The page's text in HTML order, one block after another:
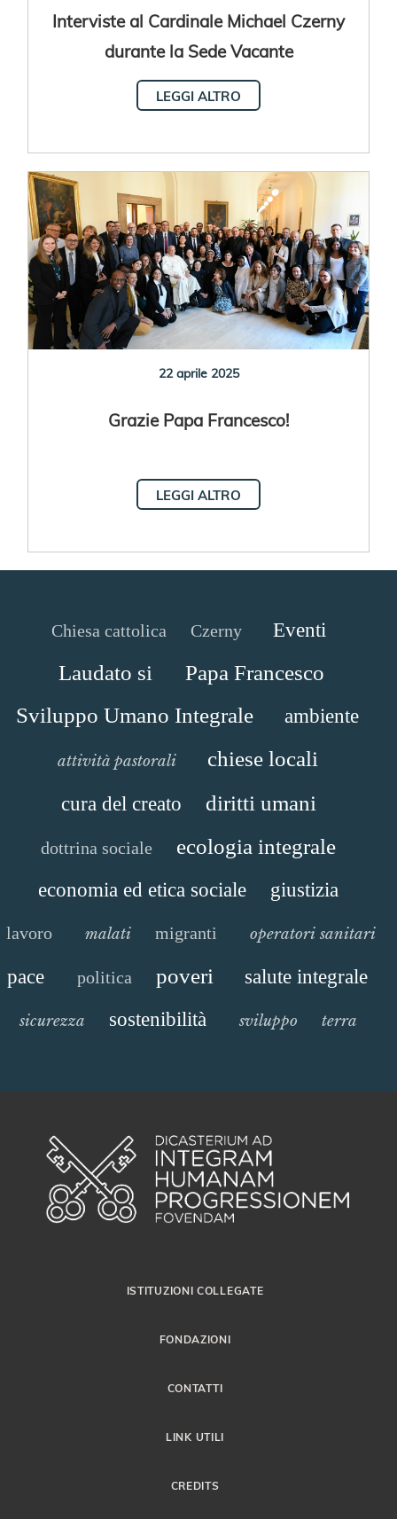
Interviste al Cardinale Michael Czerny
durante la Sede Vacante
LEGGI ALTRO
22 aprile 2025
Grazie Papa Francesco!
LEGGI ALTRO
Chiesa cattolica Czerny Eventi
Laudato si
Papa Francesco
Sviluppo Umano Integrale
ambiente
attività pastorali chiese locali
cura del creato diritti umani
dottrina sociale ecologia integrale
economia ed etica sociale giustizia
lavoro malati migranti operatori sanitari
pace politica poveri salute integrale
sicurezza sostenibilità sviluppo terra
ISTITUZIONI COLLEGATE
FONDAZIONI
CONTATTI
LINK UTILI
CREDITS